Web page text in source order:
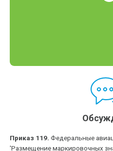
Приказ 119. Федеральные
'Размещение маркировочных